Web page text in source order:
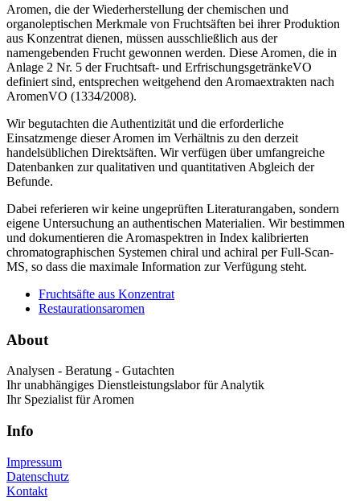
Aromen, die der Wiederherstellung der chemischen und
organoleptischen Merkmale von Fruchtsäften bei ihrer Produktion
aus Konzentrat dienen, müssen ausschließlich aus der
namengebenden Frucht gewonnen werden. Diese Aromen, die in
Anlage 2 Nr. 5 der Fruchtsaft- und ErfrischungsgetränkeVO
definiert sind, entsprechen weitgehend den Aromaextrakten nach
AromenVO (1334/2008).
Wir begutachten die Authentizität und die erforderliche
Einsatzmenge dieser Aromen im Verhältnis zu den derzeit
handelsüblichen Direktsäften. Wir verfügen über umfangreiche
Datenbanken zur qualitativen und quantitativen Abgleich der
Befunde.
Dabei referieren wir keine ungeprüften Literaturangaben, sondern
eigene Untersuchung an authentischen Materialien. Wir bestimmen
und dokumentieren die Aromaspektren in Index kalibrierten
chromatographischen Systemen chiral und achiral per Full-Scan-
MS, so dass die maximale Information zur Verfügung steht.
Fruchtsäfte aus Konzentrat
Restaurationsaromen
About
Analysen - Beratung - Gutachten
Ihr unabhängiges Dienstleistungslabor für Analytik
Ihr Spezialist für Aromen
Info
Impressum
Datenschutz
Kontakt